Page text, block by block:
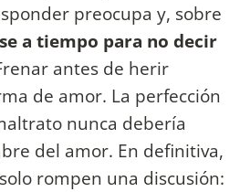
preocupa y, sobre
a tiempo para no decir
antes de herir
de amor. La perfección
nunca debería
del amor. En definitiva,
rompen una discusión: